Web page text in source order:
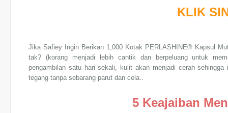
KLIK
Jika Safiey Ingin Berikan 1,000 Kotak PERLASHINE® Kapsul
tak? (korang menjadi lebih cantik dan berpeluang untuk
pengambilan satu hari sekali, kulit akan menjadi cerah
tegang tanpa sebarang parut dan cela..
5 Keajaiban